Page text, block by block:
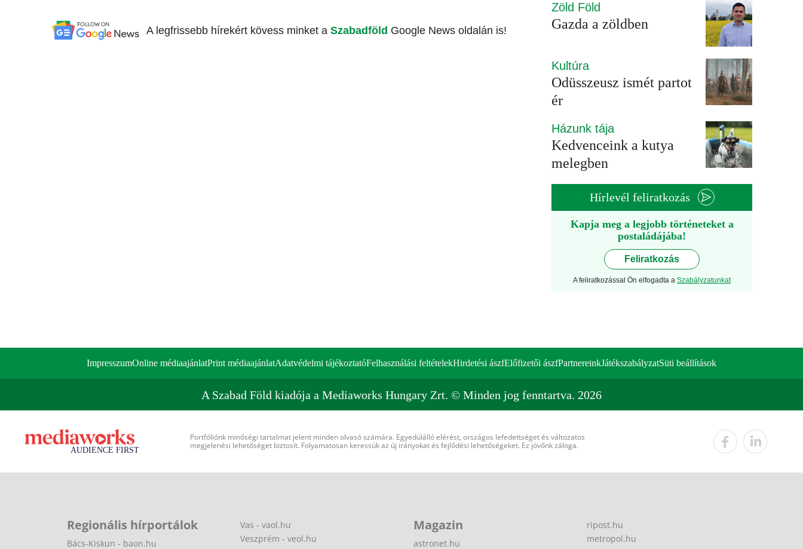
A legfrissebb hírekért kövess minket a Szabadföld Google News oldalán is!
Zöld Föld
Gazda a zöldben
Kultúra
Odüsszeusz ismét partot
ér
Házunk tája
Kedvenceink a kutya
melegben
Hírlevél feliratkozás
Kapja meg a legjobb történeteket a
postaládájába!
Feliratkozás
A feliratkozással Ön elfogadta a Szabályzatunkat
ImpresszumOnline médiaajánlatPrint médiaajánlatAdatvédelmi tájékoztatóFelhasználási feltételekHirdetési ászfElőfizetői ászfPartnereinkJátékszabályzatSüti beállítások
A Szabad Föld kiadója a Mediaworks Hungary Zrt. © Minden jog fenntartva. 2026
Portfóliónk minőségi tartalmat jelent minden olvasó számára. Egyedülálló elérést, országos lefedettséget és változatos
megjelenési lehetőséget biztosít. Folyamatosan keressük az új irányokat és fejlődési lehetőségeket. Ez jövőnk záloga.
Regionális hírportálok
Bács-Kiskun - baon.hu
Vas - vaol.hu
Veszprém - veol.hu
Magazin
astronet.hu
ripost.hu
metropol.hu